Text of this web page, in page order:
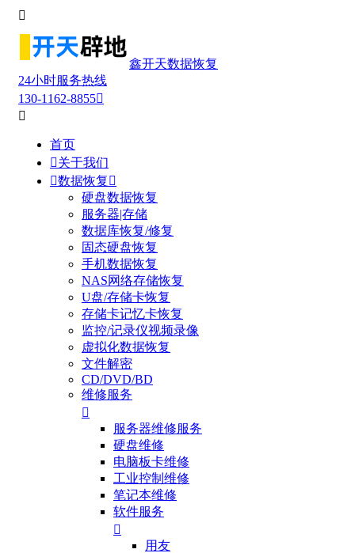

鑫开天数据恢复
24小时服务热线
130-1162-8855

首页
关于我们
数据恢复 
硬盘数据恢复
服务器|存储
数据库恢复/修复
固态硬盘恢复
手机数据恢复
NAS网络存储恢复
U盘/存储卡恢复
存储卡记忆卡恢复
监控/记录仪视频录像
虚拟化数据恢复
文件解密
CD/DVD/BD
维修服务

服务器维修服务
硬盘维修
电脑板卡维修
工业控制维修
笔记本维修
软件服务

用友